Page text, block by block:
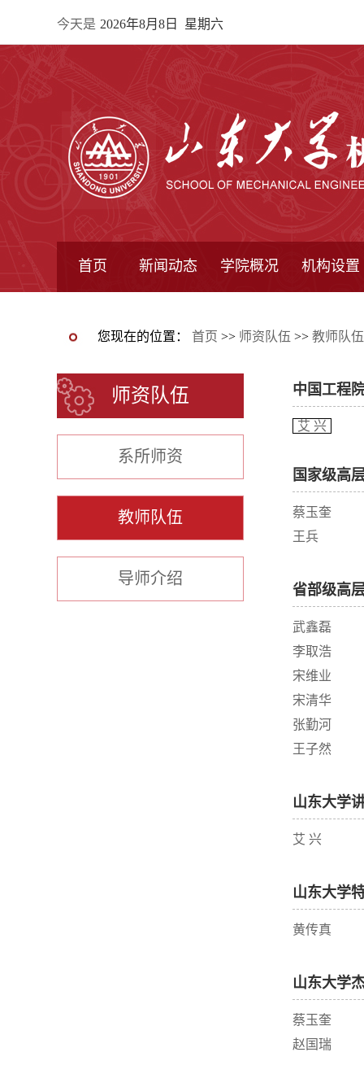
今天是 2026年8月8日 星期六
首页 新闻动态 学院概况 机构设置
您现在的位置： 首页 >> 师资队伍 >> 教师队伍
师资队伍
系所师资
教师队伍
导师介绍
中国工程
艾 兴
国家级高
蔡玉奎
王兵
省部级高
武鑫磊
李取浩
宋维业
宋清华
张勤河
王子然
山东大学
艾 兴
山东大学
黄传真
山东大学
蔡玉奎
赵国瑞